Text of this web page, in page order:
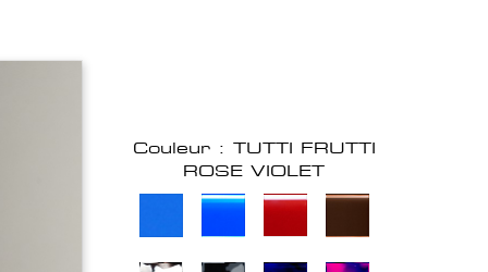
Couleur : TUTTI FRUTTI
ROSE VIOLET